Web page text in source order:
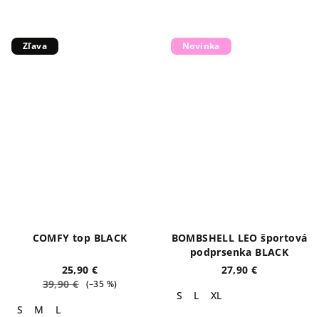
Zľava
COMFY top BLACK
25,90 €
39,90 €
(–35 %)
S M L
Novinka
BOMBSHELL LEO športová
podprsenka BLACK
27,90 €
S
L XL